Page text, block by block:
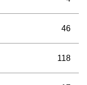
46
118